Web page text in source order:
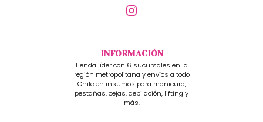
INFORMACIÓN
Tienda líder con 6 sucursales en la
región metropolitana y envíos a todo
Chile en insumos para manicura,
pestañas, cejas, depilación, lifting y
más.